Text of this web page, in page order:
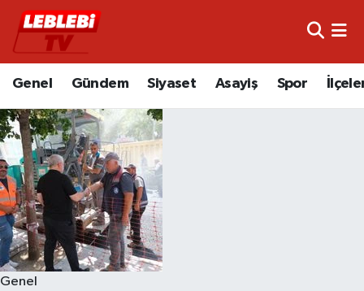
Genel Gündem Siyaset Asayiş Spor
Genel
Hava Durumu
Trafik Durumu
Süper Lig Puan Durumu ve Fikstür
Tüm Manşetler
Son Dakika Haberleri